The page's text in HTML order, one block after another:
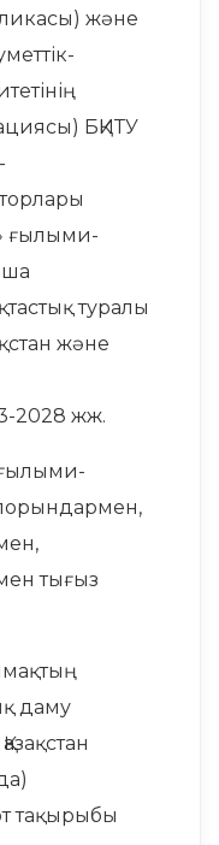
және
БҚИТУ
ғылыми-
туралы
және
2028 жж.
ғылыми-
тығыз
даму
тақырыбы